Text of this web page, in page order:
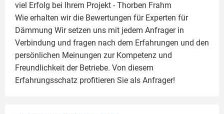
viel Erfolg bei Ihrem Projekt - Thorben Frahm
Wie erhalten wir die Bewertungen für Experten für
Dämmung Wir setzen uns mit jedem Anfrager in
Verbindung und fragen nach dem Erfahrungen und den
persönlichen Meinungen zur Kompetenz und
Freundlichkeit der Betriebe. Von diesem
Erfahrungsschatz profitieren Sie als Anfrager!